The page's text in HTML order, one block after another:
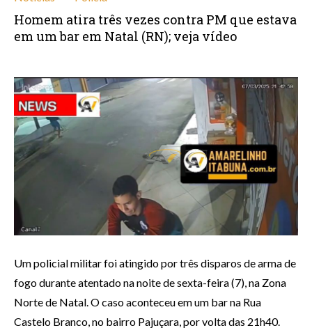
Homem atira três vezes contra PM que estava
em um bar em Natal (RN); veja vídeo
Um policial militar foi atingido por três disparos de arma de
fogo durante atentado na noite de sexta-feira (7), na Zona
Norte de Natal. O caso aconteceu em um bar na Rua
Castelo Branco, no bairro Pajuçara, por volta das 21h40.